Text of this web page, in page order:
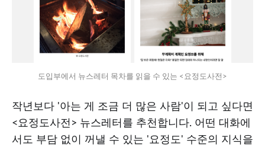
도입부에서 뉴스레터 목차를 읽을 수 있는 <요정도사전>
작년보다 '아는 게 조금 더 많은 사람'이 되고 싶다면
<요정도사전> 뉴스레터를 추천합니다. 어떤 대화에
서도 부담 없이 꺼낼 수 있는 '요정도' 수준의 지식을